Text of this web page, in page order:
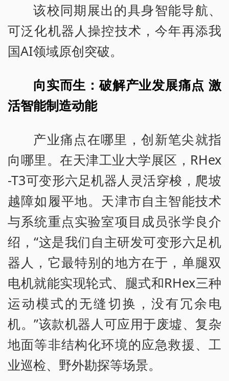
该校同期展出的具身智能导航、
可泛化机器人操控技术，今年再添我
国AI领域原创突破。
向实而生：破解产业发展痛点 激
活智能制造动能
产业痛点在哪里，创新笔尖就指
向哪里。在天津工业大学展区，RHex
-T3可变形六足机器人灵活穿梭，爬坡
越障如履平地。天津市自主智能技术
与系统重点实验室项目成员张学良介
绍，“这是我们自主研发可变形六足机
器人，它最特别的地方在于，单腿双
电机就能实现轮式、腿式和RHex三种
运动模式的无缝切换，没有冗余电
机。”该款机器人可应用于废墟、复杂
地面等非结构化环境的应急救援、工
业巡检、野外勘探等场景。